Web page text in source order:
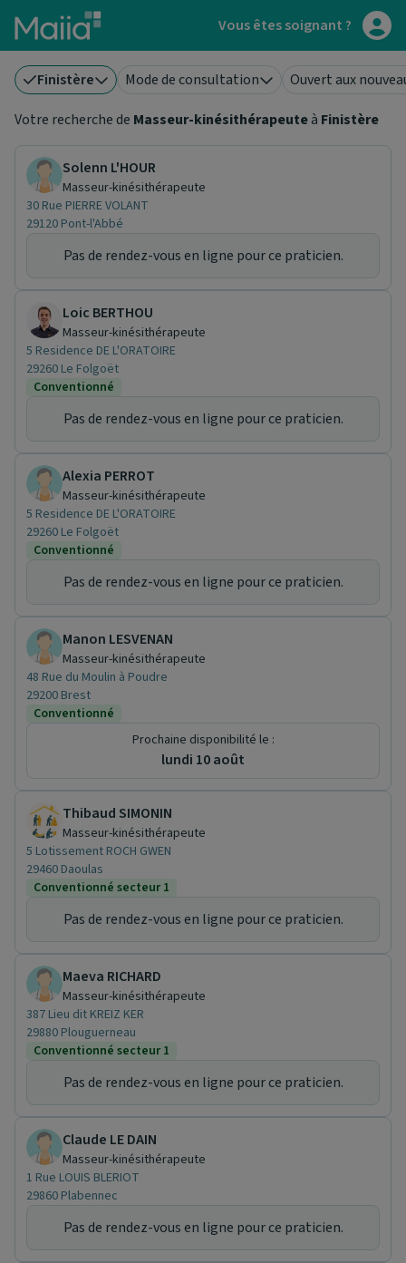
Aller au contenu principal Vous êtes soignant ?
Finistère Mode de consultation
Ouvert aux
Votre recherche de Masseur-kinésithérapeuteà Finistère
Solenn L'HOUR
Masseur-kinésithérapeute
30 Rue PIERRE VOLANT
29120 Pont-l'Abbé
Pas de rendez-vous en ligne pour ce praticien.
Loic BERTHOU
Masseur-kinésithérapeute
5 Residence DE L'ORATOIRE
29260 Le Folgoët
Conventionné
Pas de rendez-vous en ligne pour ce praticien.
Alexia PERROT
Masseur-kinésithérapeute
5 Residence DE L'ORATOIRE
29260 Le Folgoët
Conventionné
Pas de rendez-vous en ligne pour ce praticien.
Manon LESVENAN
Masseur-kinésithérapeute
48 Rue du Moulin à Poudre
29200 Brest
Conventionné
Prochaine disponibilité le :
lundi 10 août
Thibaud SIMONIN
Masseur-kinésithérapeute
5 Lotissement ROCH GWEN
29460 Daoulas
Conventionné secteur 1
Pas de rendez-vous en ligne pour ce praticien.
Maeva RICHARD
Masseur-kinésithérapeute
387 Lieu dit KREIZ KER
29880 Plouguerneau
Conventionné secteur 1
Pas de rendez-vous en ligne pour ce praticien.
Claude LE DAIN
Masseur-kinésithérapeute
1 Rue LOUIS BLERIOT
29860 Plabennec
Pas de rendez-vous en ligne pour ce praticien.